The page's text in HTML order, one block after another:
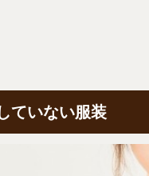
ていない服装